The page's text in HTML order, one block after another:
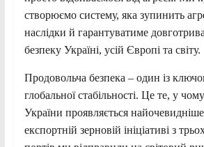
створюємо систему, яка зупинить
наслідки й гарантуватиме
безпеку Україні, усій Європі та світу.
Продовольча безпека – один із
глобальної стабільності. Це те, у
України проявляється
експортній зерновій ініціативі з